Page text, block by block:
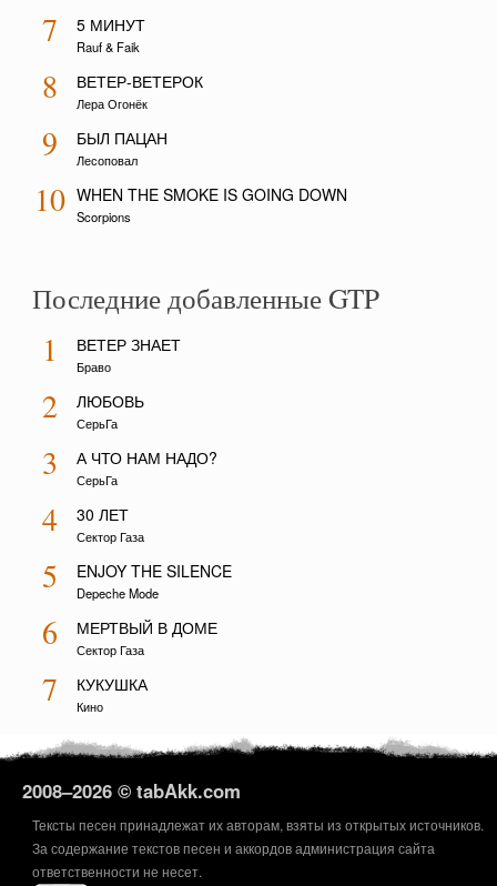
7 5 МИНУТ
Rauf & Faik
8 ВЕТЕР-ВЕТЕРОК
Лера Огонёк
9 БЫЛ ПАЦАН
Лесоповал
10 WHEN THE SMOKE IS GOING DOWN
Scorpions
Последние добавленные GTP
1 ВЕТЕР ЗНАЕТ
Браво
2 ЛЮБОВЬ
СерьГа
3 А ЧТО НАМ НАДО?
СерьГа
4 30 ЛЕТ
Сектор Газа
5 ENJOY THE SILENCE
Depeche Mode
6 МЕРТВЫЙ В ДОМЕ
Сектор Газа
7 КУКУШКА
Кино
2008–2026 © tabAkk.com
Тексты песен принадлежат их авторам, взяты из открытых источников.
За содержание текстов песен и аккордов администрация сайта
ответственности не несет.